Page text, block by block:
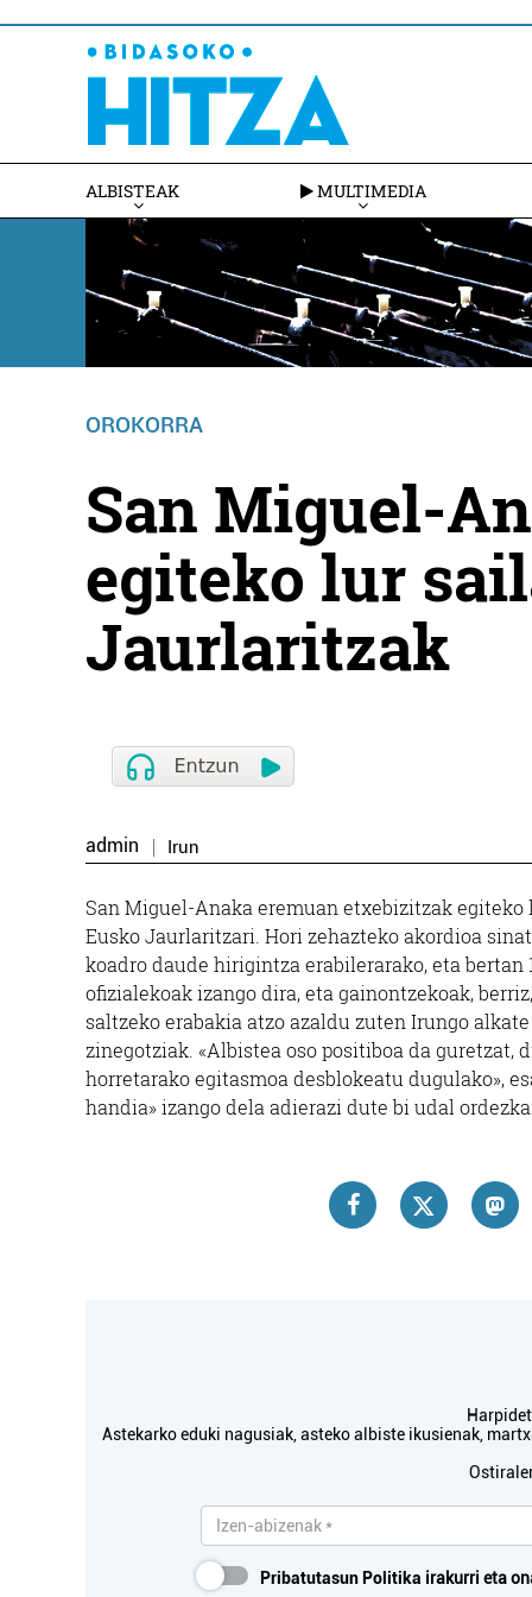
ALBISTEAK MULTIMEDIA
OROKORRA
San Miguel-
egiteko lur
Jaurlaritzak
admin Irun
San Miguel-Anaka eremuan etxebizitzak
Eusko Jaurlaritzari. Hori zehazteko akordioa
koadro daude hirigintza erabilerarako, eta
ofizialekoak izango dira, eta gainontzekoak,
saltzeko erabakia atzo azaldu zuten Irungo
zinegotziak. «Albistea oso positiboa da
horretarako egitasmoa desblokeatu dugulako»,
handia» izango dela adierazi dute bi udal
Astekarko eduki nagusiak, asteko albiste ikusienak,
Pribatutasun Politika irakurri eta